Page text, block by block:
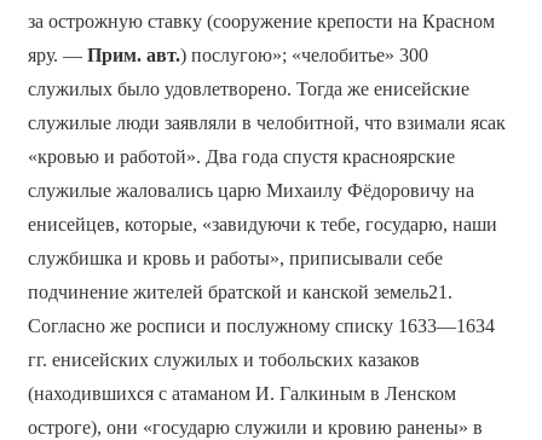
за острожную ставку (сооружение крепости на Красном
яру. — Прим. авт.) послугою»; «челобитье» 300
служилых было удовлетворено. Тогда же енисейские
служилые люди заявляли в челобитной, что взимали ясак
«кровью и работой». Два года спустя красноярские
служилые жаловались царю Михаилу Фёдоровичу на
енисейцев, которые, «завидуючи к тебе, государю, наши
службишка и кровь и работы», приписывали себе
подчинение жителей братской и канской земель21.
Согласно же росписи и послужному списку 1633—1634
гг. енисейских служилых и тобольских казаков
(находившихся с атаманом И. Галкиным в Ленском
остроге), они «государю служили и кровию ранены» в